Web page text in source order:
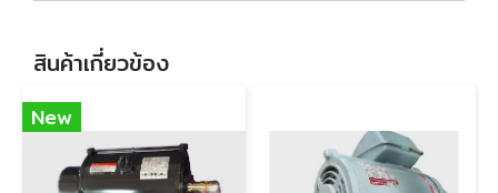
สินค้าเกี่ยวข้อง
New